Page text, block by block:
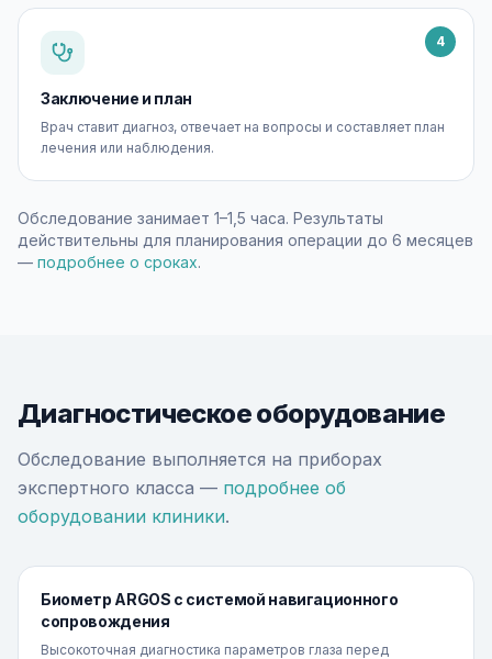
4
Заключение и план
Врач ставит диагноз, отвечает на вопросы и составляет план
лечения или наблюдения.
Обследование занимает 1–1,5 часа. Результаты
действительны для планирования операции до 6 месяцев
— подробнее о сроках.
Диагностическое оборудование
Обследование выполняется на приборах
экспертного класса — подробнее об
оборудовании клиники.
Биометр ARGOS с системой навигационного
сопровождения
Высокоточная диагностика параметров глаза перед